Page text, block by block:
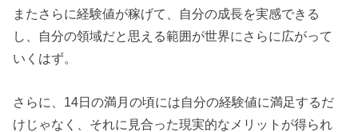
またさらに経験値が稼げて、自分の成長を実感できる
し、自分の領域だと思える範囲が世界にさらに広がって
いくはず。
さらに、14日の満月の頃には自分の経験値に満足するだ
けじゃなく、それに見合った現実的なメリットが得られ